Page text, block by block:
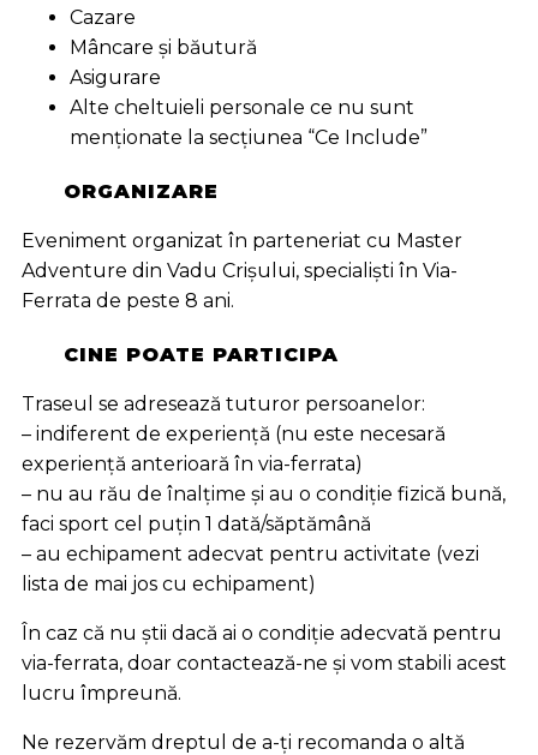
Cazare
Mâncare și băutură
Asigurare
Alte cheltuieli personale ce nu sunt
menționate la secțiunea “Ce Include”
ORGANIZARE
Eveniment organizat în parteneriat cu Master
Adventure din Vadu Crișului, specialiști în Via-
Ferrata de peste 8 ani.
CINE POATE PARTICIPA
Traseul se adresează tuturor persoanelor:
– indiferent de experiență (nu este necesară
experiență anterioară în via-ferrata)
– nu au rău de înalțime și au o condiție fizică bună,
faci sport cel puțin 1 dată/săptămână
– au echipament adecvat pentru activitate (vezi
lista de mai jos cu echipament)
În caz că nu știi dacă ai o condiție adecvată pentru
via-ferrata, doar contactează-ne și vom stabili acest
lucru împreună.
Ne rezervăm dreptul de a-ți recomanda o altă